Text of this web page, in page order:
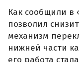
Как сообщили в
позволил
механизм
нижней части
его работа